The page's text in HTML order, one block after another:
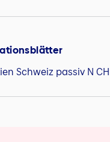
Schweiz passiv N